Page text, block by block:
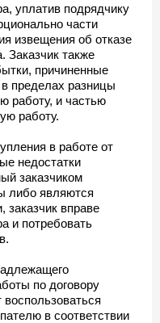
уплатив подрядчику
части
извещения об отказе
Заказчик также
причиненные
пределах разницы
работу, и частью
работу.
в работе от
недостатки
заказчиком
либо являются
вправе
и потребовать
по договору
в соответствии